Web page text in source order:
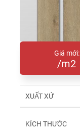
Giá mới:
/m2
XUẤT XỨ
KÍCH THƯỚC